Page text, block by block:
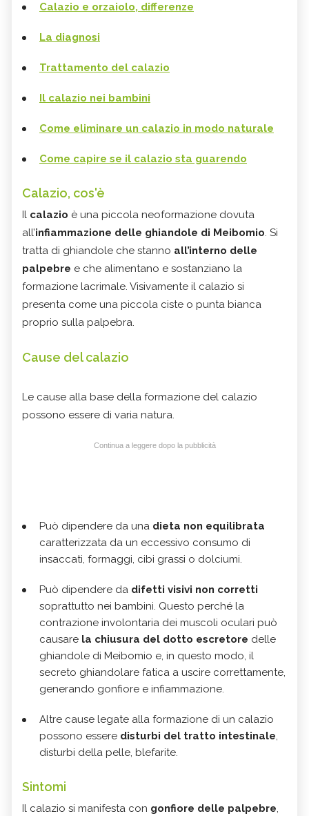
Calazio e orzaiolo, differenze
La diagnosi
Trattamento del calazio
Il calazio nei bambini
Come eliminare un calazio in modo naturale
Come capire se il calazio sta guarendo
Calazio, cos'è
Il calazio è una piccola neoformazione dovuta
all’infiammazione delle ghiandole di Meibomio. Si
tratta di ghiandole che stanno all’interno delle
palpebre e che alimentano e sostanziano la
formazione lacrimale. Visivamente il calazio si
presenta come una piccola ciste o punta bianca
proprio sulla palpebra.
Cause del calazio
Le cause alla base della formazione del calazio
possono essere di varia natura.
Continua a leggere dopo la pubblicità
Può dipendere da una dieta non equilibrata
caratterizzata da un eccessivo consumo di
insaccati, formaggi, cibi grassi o dolciumi.
Può dipendere da difetti visivi non corretti
soprattutto nei bambini. Questo perché la
contrazione involontaria dei muscoli oculari può
causare la chiusura del dotto escretore delle
ghiandole di Meibomio e, in questo modo, il
secreto ghiandolare fatica a uscire correttamente,
generando gonfiore e infiammazione.
Altre cause legate alla formazione di un calazio
possono essere disturbi del tratto intestinale,
disturbi della pelle, blefarite.
Sintomi
Il calazio si manifesta con gonfiore delle palpebre,